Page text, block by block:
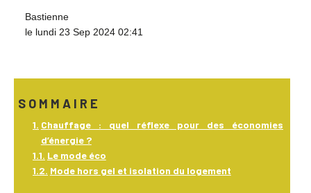
Bastienne
le lundi 23 Sep 2024 02:41
SOMMAIRE
Chauffage : quel réflexe pour des économies
d’énergie ?
Le mode éco
Mode hors gel et isolation du logement